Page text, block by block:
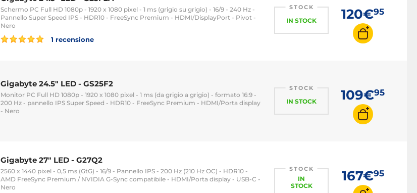
Schermo PC Full HD 1080p - 1920 x 1080 pixel - 1 ms (grigio su grigio) - 16/9 - 240 Hz -
Pannello Super Speed IPS - HDR10 - FreeSync Premium - HDMI/DisplayPort - Pivot -
Nero
1 recensione
STOCK
IN STOCK 120€95
Gigabyte 24.5" LED - GS25F2
Monitor PC Full HD 1080p - 1920 x 1080 pixel - 1 ms (da grigio a grigio) - formato 16:9 -
200 Hz - pannello IPS Super Speed - HDR10 - FreeSync Premium - HDMI/Porta display
- Nero
STOCK
IN STOCK 109€95
Gigabyte 27" LED - G27Q2
2560 x 1440 pixel - 0,5 ms (GtG) - 16/9 - Pannello IPS - 200 Hz (210 Hz OC) - HDR10 -
AMD FreeSync Premium / NVIDIA G-Sync compatibile - HDMI/Porta display - USB-C -
Nero
STOCK
IN
STOCK
167€95